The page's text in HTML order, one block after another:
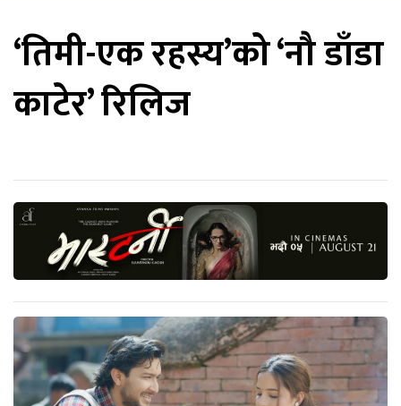
‘तिमी-एक रहस्य’को ‘नौ डाँडा
काटेर’ रिलिज